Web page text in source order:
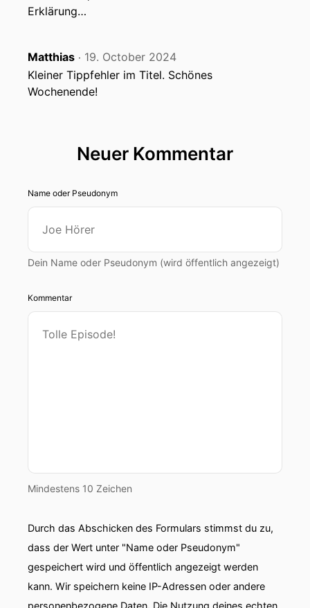
Erklärung…
Matthias ‧ 19. October 2024
Kleiner Tippfehler im Titel. Schönes
Wochenende!
Neuer Kommentar
Name oder Pseudonym
Dein Name oder Pseudonym (wird öffentlich angezeigt)
Kommentar
Mindestens 10 Zeichen
Durch das Abschicken des Formulars stimmst du zu,
dass der Wert unter "Name oder Pseudonym"
gespeichert wird und öffentlich angezeigt werden
kann. Wir speichern keine IP-Adressen oder andere
personenbezogene Daten. Die Nutzung deines echten